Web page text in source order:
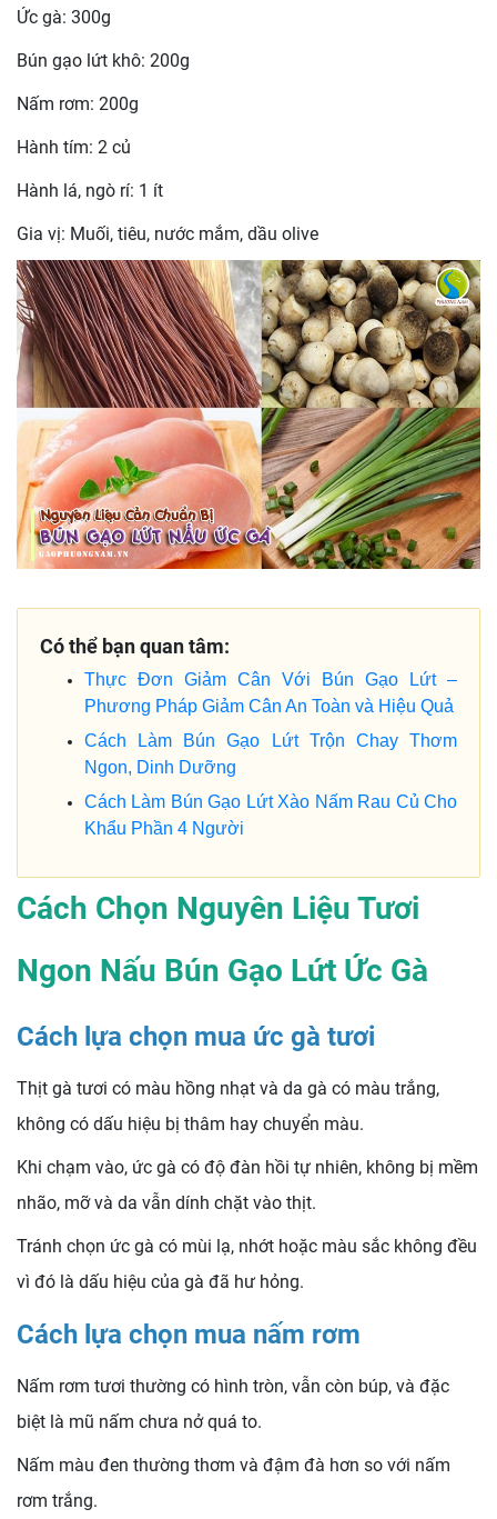
Ức gà: 300g
Bún gạo lứt khô: 200g
Nấm rơm: 200g
Hành tím: 2 củ
Hành lá, ngò rí: 1 ít
Gia vị: Muối, tiêu, nước mắm, dầu olive
Có thể bạn quan tâm:
Thực Đơn Giảm Cân Với Bún Gạo Lứt –
Phương Pháp Giảm Cân An Toàn và Hiệu Quả
Cách Làm Bún Gạo Lứt Trộn Chay Thơm
Ngon, Dinh Dưỡng
Cách Làm Bún Gạo Lứt Xào Nấm Rau Củ Cho
Khẩu Phần 4 Người
Cách Chọn Nguyên Liệu Tươi
Ngon Nấu Bún Gạo Lứt Ức Gà
Cách lựa chọn mua ức gà tươi
Thịt gà tươi có màu hồng nhạt và da gà có màu trắng,
không có dấu hiệu bị thâm hay chuyển màu.
Khi chạm vào, ức gà có độ đàn hồi tự nhiên, không bị mềm
nhão, mỡ và da vẫn dính chặt vào thịt.
Tránh chọn ức gà có mùi lạ, nhớt hoặc màu sắc không đều
vì đó là dấu hiệu của gà đã hư hỏng.
Cách lựa chọn mua nấm rơm
Nấm rơm tươi thường có hình tròn, vẫn còn búp, và đặc
biệt là mũ nấm chưa nở quá to.
Nấm màu đen thường thơm và đậm đà hơn so với nấm
rơm trắng.